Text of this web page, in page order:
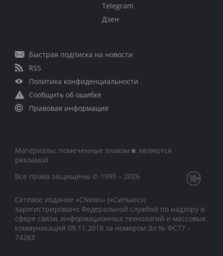
Telegram
Дзен
Быстрая подписка на новости
RSS
Политика конфиденциальности
Сообщить об ошибке
Правовая информация
Материалы, помеченные знаком ■, являются
рекламой
Все права защищены © 1995 – 2026
Сетевое издание «CNews» («СиНьюс»)
зарегистрировано Федеральной службой по надзору в
сфере связи, информационных технологий и массовых
коммуникаций 09.11.2018 за номером Эл № ФС77 –
74283